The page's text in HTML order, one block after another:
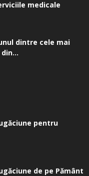
medicale
dintre cele mai
pentru
de pe Pământ